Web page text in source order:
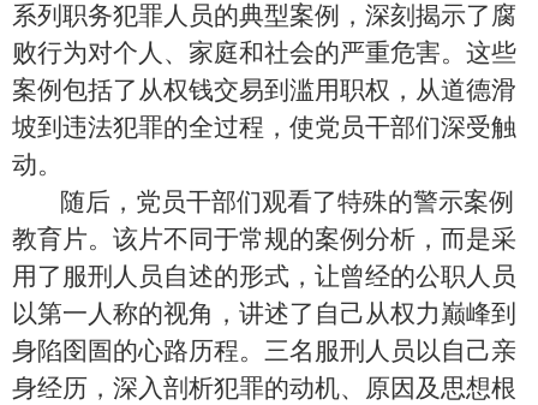
系列职务犯罪人员的典型案例，深刻揭示了腐
败行为对个人、家庭和社会的严重危害。这些
案例包括了从权钱交易到滥用职权，从道德滑
坡到违法犯罪的全过程，使党员干部们深受触
动。
随后，党员干部们观看了特殊的警示案例
教育片。该片不同于常规的案例分析，而是采
用了服刑人员自述的形式，让曾经的公职人员
以第一人称的视角，讲述了自己从权力巅峰到
身陷囹圄的心路历程。三名服刑人员以自己亲
身经历，深入剖析犯罪的动机、原因及思想根